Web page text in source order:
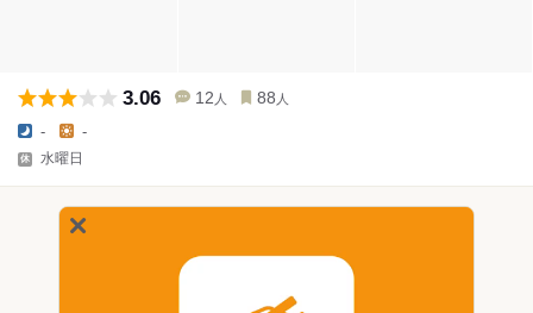
3.06 12 人 88 人
- -
水曜日